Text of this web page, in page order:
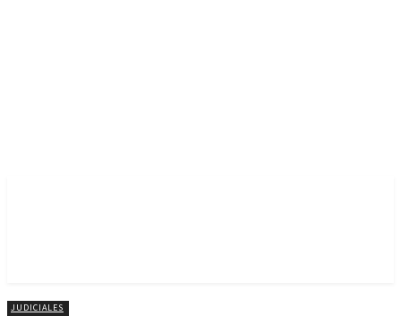
JUDICIALES